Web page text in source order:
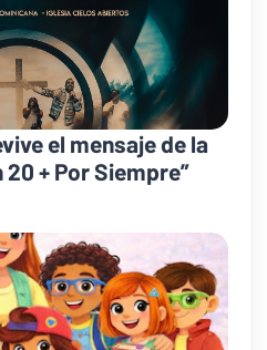
el mensaje de la
+ Por Siempre”